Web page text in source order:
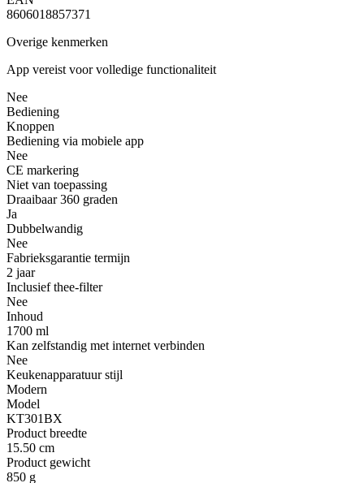
8606018857371
Overige kenmerken
App vereist voor volledige functionaliteit
Nee
Bediening
Knoppen
Bediening via mobiele app
Nee
CE markering
Niet van toepassing
Draaibaar 360 graden
Ja
Dubbelwandig
Nee
Fabrieksgarantie termijn
2 jaar
Inclusief thee-filter
Nee
Inhoud
1700 ml
Kan zelfstandig met internet verbinden
Nee
Keukenapparatuur stijl
Modern
Model
KT301BX
Product breedte
15.50 cm
Product gewicht
850 g